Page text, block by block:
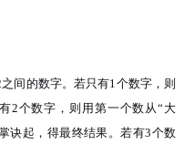
间的数字。若只有1个数字，则
2个数字，则用第一个数从“大
诀起，得最终结果。若有3个数